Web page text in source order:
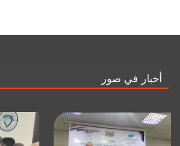
أخبار في صور